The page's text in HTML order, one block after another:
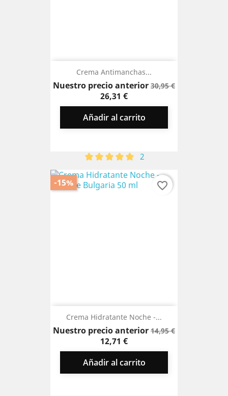
Crema Antimanchas...
Nuestro precio anteriorPrecio
30,95 €Precio
26,31 €
Añadir al carrito
2
Crema Hidratante Noche -...
Nuestro precio anteriorPrecio
14,95 €Precio
12,71 €
Añadir al carrito
-15% favorite_border